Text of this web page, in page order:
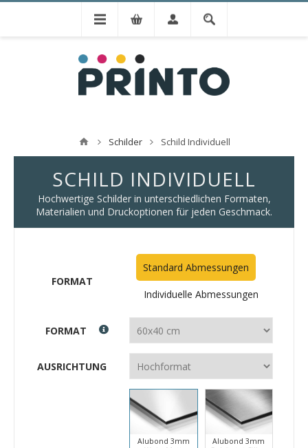
Schilder Schild Individuell
SCHILD INDIVIDUELL
Hochwertige Schilder in unterschiedlichen Formaten,
Materialien und Druckoptionen für jeden Geschmack.
FORMAT
Standard Abmessungen
Individuelle Abmessungen
FORMAT
AUSRICHTUNG
Alubond 3mm
Alubond 3mm